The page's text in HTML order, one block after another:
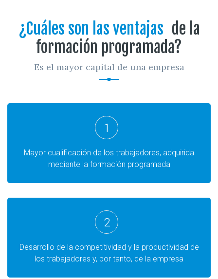
¿Cuáles son las ventajas de la
formación programada?
Es el mayor capital de una empresa
1
Mayor cualificación de los trabajadores, adquirida
mediante la formación programada
2
Desarrollo de la competitividad y la productividad de
los trabajadores y, por tanto, de la empresa